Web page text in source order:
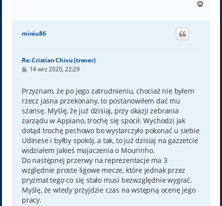
g
miniu86
Re: Cristian Chivu (trener)
P
t
14 wrz 2025, 22:29
Przyznam, że po jego zatrudnieniu, chociaż nie byłem
rzecz jasna przekonany, to postanowiłem dać mu
szansę. Myślę, że już dzisiaj, przy okazji zebrania
zarządu w Appiano, trochę się spocił. Wychodzi jak
dotąd trochę pechowo bo wystarczyło pokonać u siebie
Udinese i byłby spokój, a tak, to już dzisiaj na gazzetcie
widziałem jakieś majaczenia o Mourinho.
Do następnej przerwy na reprezentacje ma 3
względnie proste ligowe mecze, które jednak przez
pryzmat tego co się stało musi bezwzględnie wygrać.
Myślę, że wtedy przyjdzie czas na wstępną ocenę jego
pracy.